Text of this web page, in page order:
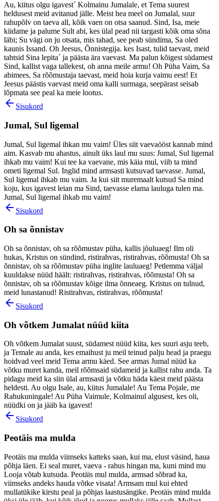
Au, kiitus olgu igavest´ Kolmainu Jumalale, et Tema suurest
heldusest meid avitanud jälle. Meist hea meel on Jumalal, suur
rahupõlv on taeva all, kõik vaen on otsa saanud. Sind, Isa, meie
kiidame ja palume Sult abi, kes ülal pead nii targasti kõik oma sõna
läbi; Su vägi on ju otsata, mis tahad, see peab sündima, Sa oled
kaunis Issand. Oh Jeesus, Õnnistegija. kes Isast, tulid taevast, meid
tahtsid Sina lepita´ ja päästa ära vaevast. Ma palun kõigest südamest
Sind, kallist vaga tallekest, oh anna meile armu! Oh Püha Vaim, Sa
abimees, Sa rõõmustaja taevast, meid hoia kurja vaimu eest! Et
Jeesus päästis vaevast meid oma kalli surmaga, seepärast seisab
lõpmata see peal ka meie lootus.
Sisukord
Jumal, Sul ligemal
Jumal, Sul ligemal ihkan mu vaim! Üles siit vaevaööst kannab mind
aim. Kasvab mu ahastus, ainult üks laul mu suus: Jumal, Sul ligemal
ihkab mu vaim! Kui tee ka vaevane, mis käia mul, viib ta mind
ometi ligemal Sul. Inglid mind armsasti kutsuvad taevasse. Jumal,
Sul ligemal ihkab mu vaim. Ja kui siit muremaalt kutsud Sa mind
koju, kus igavest leian ma Sind, taevasse elama lauluga tulen ma.
Jumal, Sul ligemal ihkab mu vaim!
Sisukord
Oh sa õnnistav
Oh sa õnnistav, oh sa rõõmustav püha, kallis jõuluaeg! Ilm oli
hukas, Kristus on sündind, ristirahvas, ristirahvas, rõõmusta! Oh sa
õnnistav, oh sa rõõmustav püha inglite lauluaeg! Petlemma väljal
kuuldakse nüüd häält: ristirahvas, ristirahvas, rõõmusta! Oh sa
õnnistav, oh sa rõõmustav kõige ilma õnneaeg. Kristus on tulnud,
meid lunastanud! Ristirahvas, ristirahvas, rõõmusta!
Sisukord
Oh võtkem Jumalat nüüd kiita
Oh võtkem Jumalat suust, südamest nüüd kiita, kes suuri asju teeb,
ja Temale au anda, kes emaihust ju meil teinud palju head ja praegu
hoidvad veel meid Tema armu käed. See armas Jumal nüüd ka
võtku muret kanda, meil rõõmsaid südameid ja kallist rahu anda. Ta
pidagu meid ka siin ülal armsasti ja võtku häda käest meid päästa
heldesti. Au olgu Isale, au, kiitus Jumalale! Au Tema Pojale, me
Rahukuningale! Au Püha Vaimule, Kolmainul algusest, kes oli,
nüüdki on ja jääb ka igavest!
Sisukord
Peotäis ma mulda
Peotäis ma mulda viimseks katteks saan, kui ma, elust väsind, haua
põhja läen. Ei seal muret, vaeva - rahus hingan ma, kuni mind mu
Looja võtab kutsuda. Peotäis mul mulda, armsad sõbrad ka,
viimseks andeks hauda võtke visata! Armsam mul kui ehted
mullatükike kirstu peal ja põhjas laastusängike. Peotäis mind mulda